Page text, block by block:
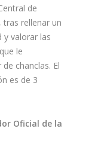
de
rellenar un
y valorar las
le
chanclas. El
es de 3
Oficial de la